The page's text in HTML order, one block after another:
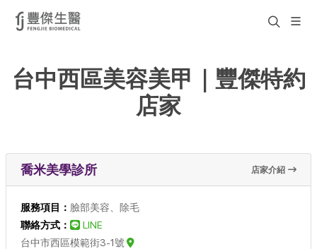
台中西區美容美甲｜豐傑特約
店家
喬米美學診所 店家介紹
服務項目： 臉部美容、除毛
聯絡方式：
LINE
台中市西區模範街3-1號